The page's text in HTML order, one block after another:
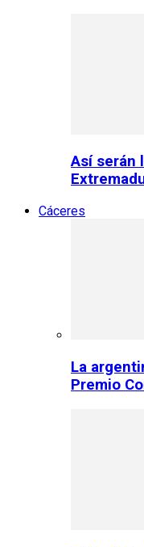
Así serán
Cáceres
La
Premio